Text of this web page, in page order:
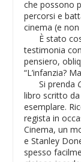
che possono
percorsi e
cinema (e
È stato
testimonia
pensiero,
“L’infanzia?
Si prenda
libro scritto
esemplare.
regista in
Cinema, un
e Stanley
spesso